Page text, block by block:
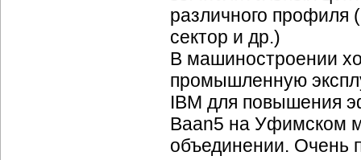
различного профиля
сектор и др.)
В машиностроении
промышленную
IBM для повышения
Baan5 на Уфимском
объединении. Очень